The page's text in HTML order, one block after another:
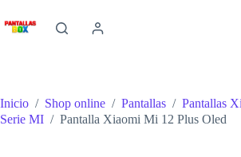
al
contenido
Inicio / Shop online / Pantallas / Pantallas
Serie MI / Pantalla Xiaomi Mi 12 Plus Oled